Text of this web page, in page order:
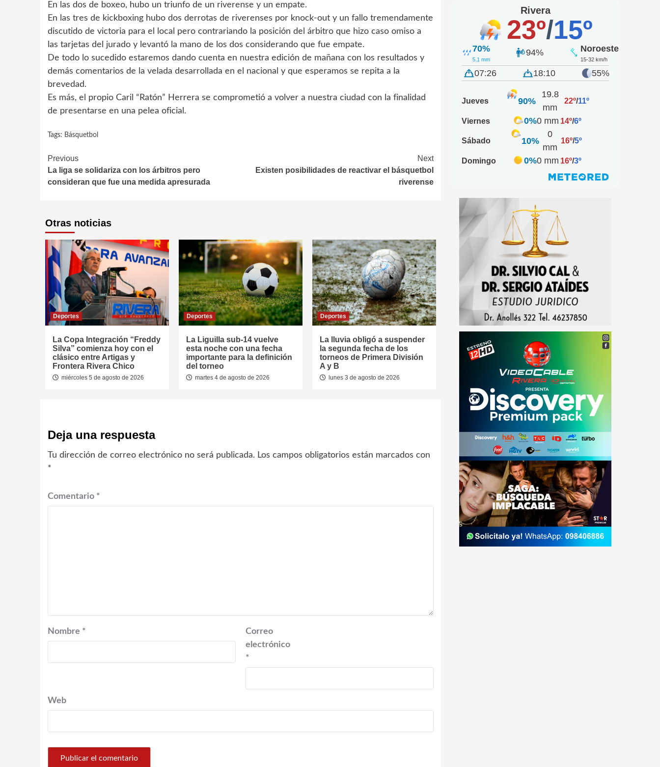
En las dos de boxeo, hubo un triunfo de un riverense y un empate.
En las tres de kickboxing hubo dos derrotas de riverenses por knock-out y un fallo tremendamente
discutido de victoria para el local pero contrariando la posición del árbitro que hizo caso omiso a
las tarjetas del jurado y levantó la mano de los dos considerando que fue empate.
De todo lo sucedido estaremos dando cuenta en nuestra edición de mañana con los resultados y
demás comentarios de la velada desarrollada en el nacional y que esperamos se repita a la
brevedad.
Es más, el propio Caril “Ratón” Herrera se comprometió a volver a nuestra ciudad con la finalidad
de presentarse en una pelea oficial.
Tags: Básquetbol
Continue
Reading
Previous
La liga se solidariza con los árbitros pero
consideran que fue una medida apresurada
Next
Existen posibilidades de reactivar el básquetbol
riverense
Otras noticias
Deportes
La Copa Integración “Freddy
Silva” comienza hoy con el
clásico entre Artigas y
Frontera Rivera Chico
miércoles 5 de agosto de 2026
Deportes
La Liguilla sub-14 vuelve
esta noche con una fecha
importante para la definición
del torneo
martes 4 de agosto de 2026
Deportes
La lluvia obligó a suspender
la segunda fecha de los
torneos de Primera División
A y B
lunes 3 de agosto de 2026
Deja una respuesta
Tu dirección de correo electrónico no será publicada. Los campos obligatorios están marcados con
*
Comentario *
Nombre *
Correo
electrónico
*
Web
Rivera
23º/15º
70%
5.1 mm
94% Noroeste
15-32 km/h
07:26 18:10 55%
Jueves 90%
19.8
mm
22º/11º
Viernes 0%0 mm 14º/6º
Sábado 10%
0
mm
16º/5º
Domingo 0%0 mm 16º/3º